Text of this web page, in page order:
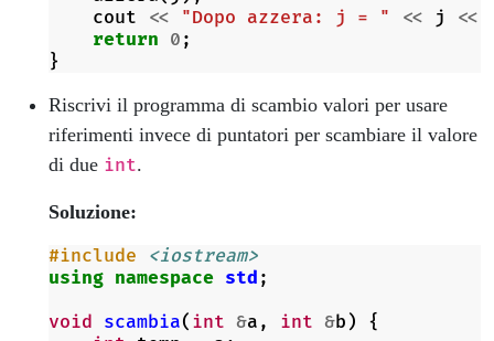
cout
<< "Dopo azzera: j = " << j <<
return 0 ;
}
Riscrivi il programma di scambio valori per usare
riferimenti invece di puntatori per scambiare il valore
di due int.
Soluzione:
#include
<iostream>
using namespace std ;
void scambia( int &a , int &b )
{